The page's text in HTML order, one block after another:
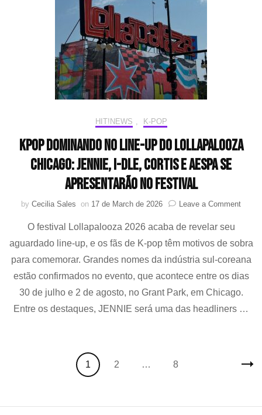
são
HIT!NEWS K-POP
KPOP dominando no line-up do Lollapalooza
Chicago: JENNIE, i-dle, CORTIS e aespa se
apresentarão no festival
by Cecilia Sales on 17 de March de 2026 Leave a Commenton
no
up
do
aespa
O festival Lollapalooza 2026 acaba de revelar seu
aguardado line-up, e os fãs de K-pop têm motivos de sobra
para comemorar. Grandes nomes da indústria sul-coreana
estão confirmados no evento, que acontece entre os dias
30 de julho e 2 de agosto, no Grant Park, em Chicago.
Entre os destaques, JENNIE será uma das headliners …
navigation
Page
1 Page
2 … Page
8